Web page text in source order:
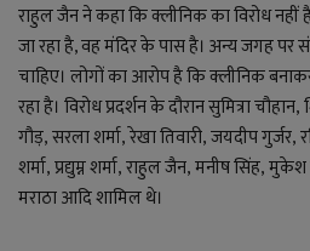
राहुल जैन ने कहा कि क्लीनिक का विरोध नहीं
जा रहा है,वह मंदिर के पास है। अन्य जगह पर
चाहिए। लोगों का आरोप है कि क्लीनिक
रहा है। विरोध प्रदर्शन के दौरान सुमित्रा चौहान,
गौड़, सरला शर्मा, रेखा तिवारी, जयदीप गुर्जर,
शर्मा, प्रद्युम्न शर्मा, राहुल जैन, मनीष सिंह,
मराठाआदि शामिल थे।